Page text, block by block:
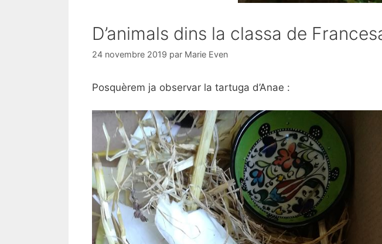
D’animals dins la classa de
24 novembre 2019 par Marie Even
Posquèrem ja observar la tartuga d’Anae :